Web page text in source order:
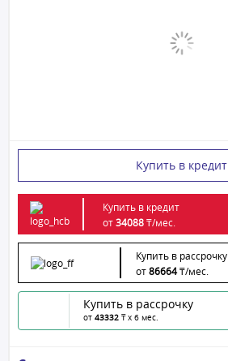
Купить в кредит
Купить в кредит
от34088₸/мес.
Купить в рассрочку
от86664₸/мес.
Купить в рассрочку
от 43332 ₸ x 6 мес.